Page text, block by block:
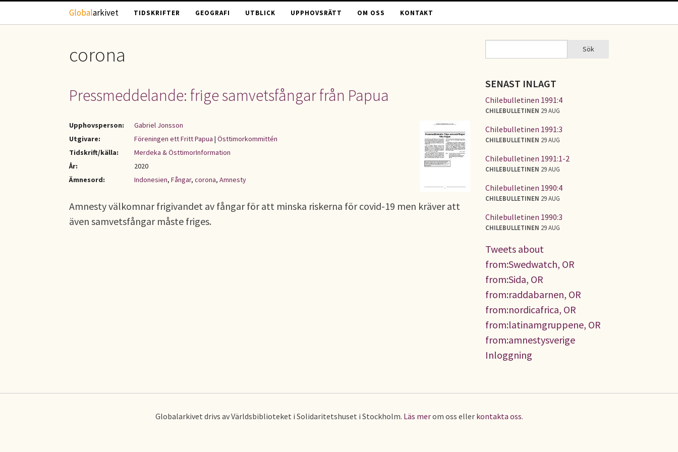
Hoppa till huvudinnehåll
Globalarkivet TIDSKRIFTER GEOGRAFI UTBLICK UPPHOVSRÄTT OM OSS KONTAKT
corona
Pressmeddelande: frige samvetsfångar från Papua
Upphovsperson:
Gabriel Jonsson
Utgivare:
Föreningen ett Fritt Papua | Östtimorkommittén
Tidskrift/källa:
Merdeka & ÖsttimorInformation
År:
2020
Ämnesord:
Indonesien, Fångar, corona, Amnesty
Amnesty välkomnar frigivandet av fångar för att minska riskerna för covid-19 men kräver att
även samvetsfångar måste friges.
SÖKFORMULÄR Sök
SENAST INLAGT
Chilebulletinen 1991:4
CHILEBULLETINEN 29 AUG
Chilebulletinen 1991:3
CHILEBULLETINEN 29 AUG
Chilebulletinen 1991:1-2
CHILEBULLETINEN 29 AUG
Chilebulletinen 1990:4
CHILEBULLETINEN 29 AUG
Chilebulletinen 1990:3
CHILEBULLETINEN 29 AUG
Tweets about
from:Swedwatch, OR
from:Sida, OR
from:raddabarnen, OR
from:nordicafrica, OR
from:latinamgruppene, OR
from:amnestysverige
Inloggning
Globalarkivet drivs av Världsbiblioteket i Solidaritetshuset i Stockholm. Läs merom oss eller kontakta oss.